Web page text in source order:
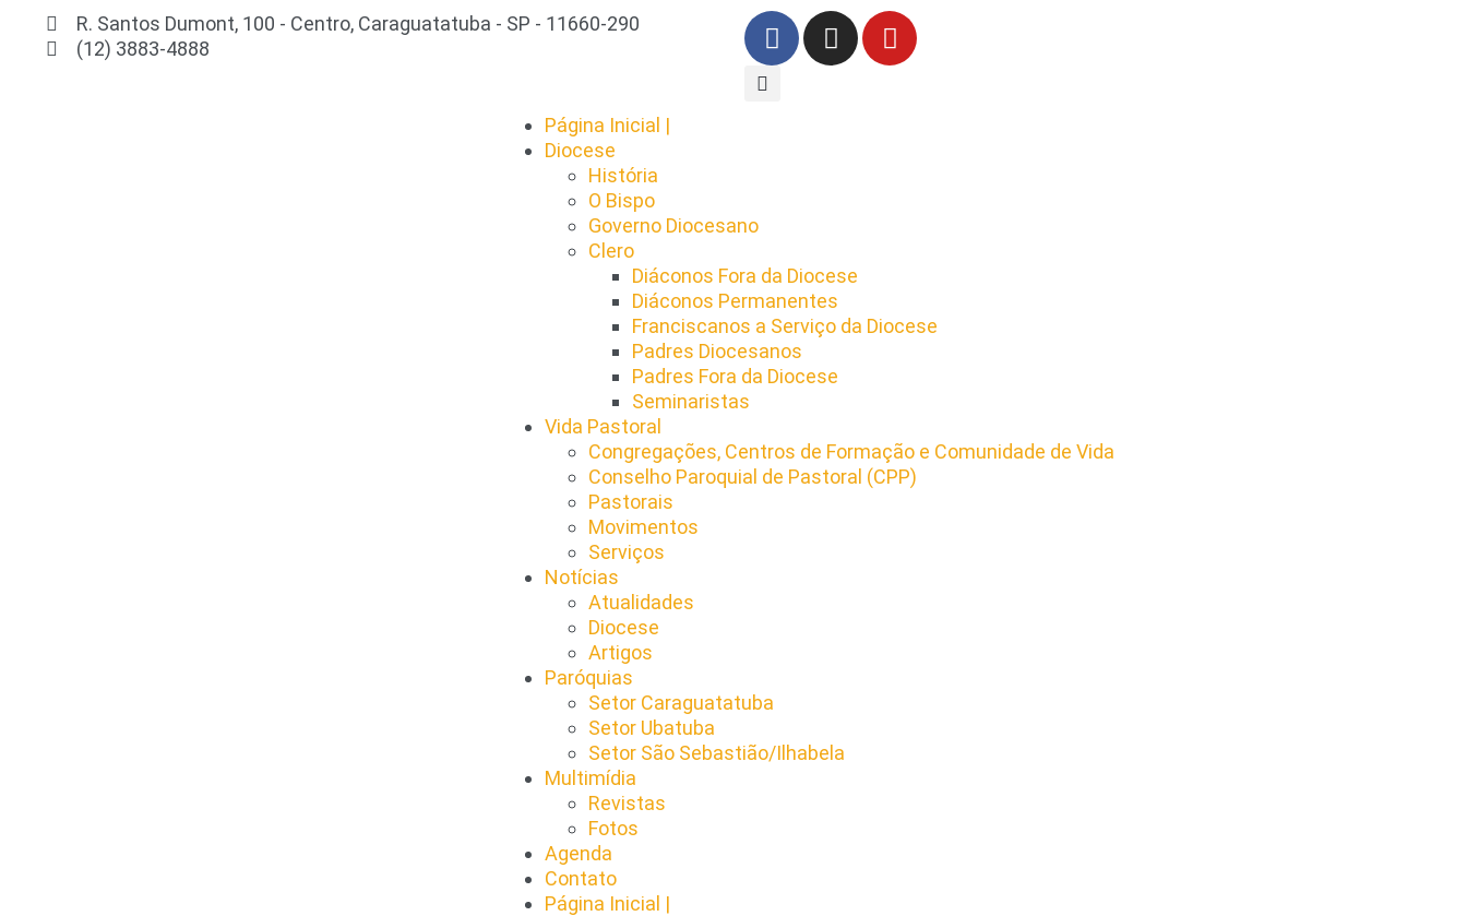
R. Santos Dumont, 100 - Centro, Caraguatatuba - SP - 11660-290
(12) 3883-4888
Página Inicial |
Diocese
História
O Bispo
Governo Diocesano
Clero
Diáconos Fora da Diocese
Diáconos Permanentes
Franciscanos a Serviço da Diocese
Padres Diocesanos
Padres Fora da Diocese
Seminaristas
Vida Pastoral
Congregações, Centros de Formação e Comunidade de Vida
Conselho Paroquial de Pastoral (CPP)​
Pastorais
Movimentos
Serviços
Notícias
Atualidades
Diocese
Artigos
Paróquias
Setor Caraguatatuba
Setor Ubatuba
Setor São Sebastião/Ilhabela
Multimídia
Revistas
Fotos
Agenda
Contato
Página Inicial |